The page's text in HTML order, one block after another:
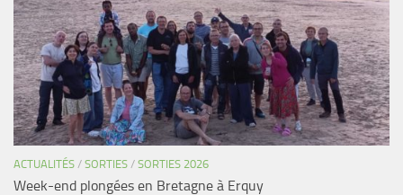
ACTUALITÉS / SORTIES / SORTIES 2026
Week-end plongées en Bretagne à Erquy